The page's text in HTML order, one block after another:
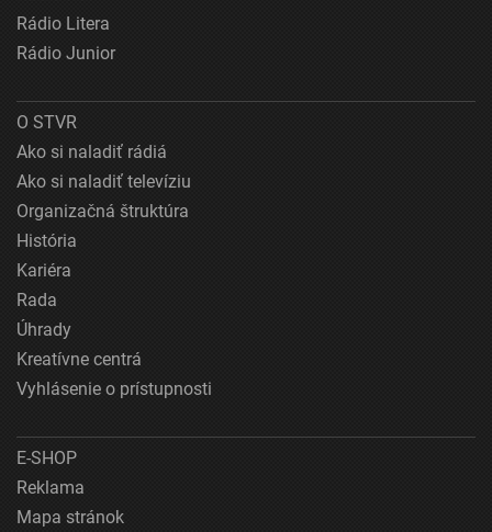
Rádio Litera
Rádio Junior
O STVR
Ako si naladiť rádiá
Ako si naladiť televíziu
Organizačná štruktúra
História
Kariéra
Rada
Úhrady
Kreatívne centrá
Vyhlásenie o prístupnosti
E-SHOP
Reklama
Mapa stránok